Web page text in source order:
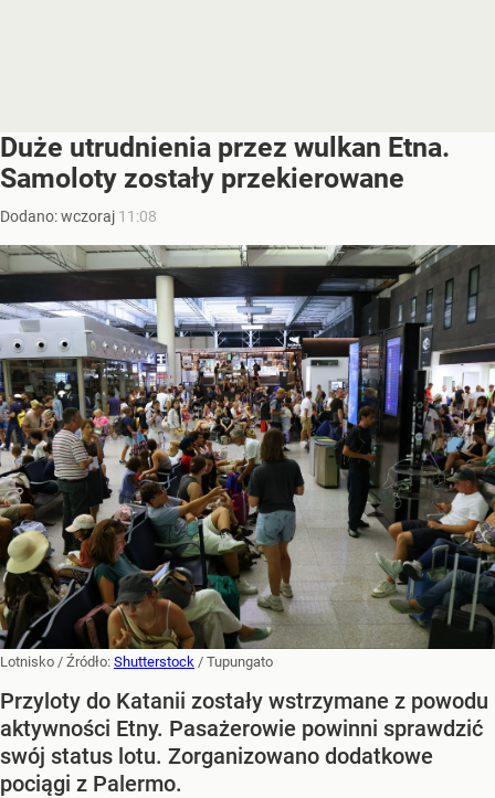
Duże utrudnienia przez wulkan Etna.
Samoloty zostały przekierowane
Dodano:wczoraj 11:08
Lotnisko / Źródło: Shutterstock / Tupungato
Przyloty do Katanii zostały wstrzymane z powodu
aktywności Etny. Pasażerowie powinni sprawdzić
swój status lotu. Zorganizowano dodatkowe
pociągi z Palermo.